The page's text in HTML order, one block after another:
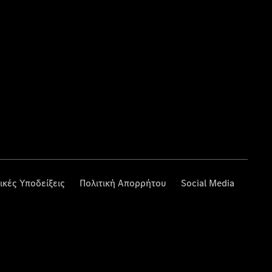
Υποδείξεις Πολιτική Απορρήτου Social Media